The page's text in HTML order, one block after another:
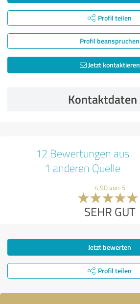
Profil teilen
Profil beanspruchen
Jetzt kontaktieren
Kontaktdaten
12 Bewertungen aus
1 anderen Quelle
4,90 von 5
SEHR GUT
Jetzt bewerten
Profil teilen